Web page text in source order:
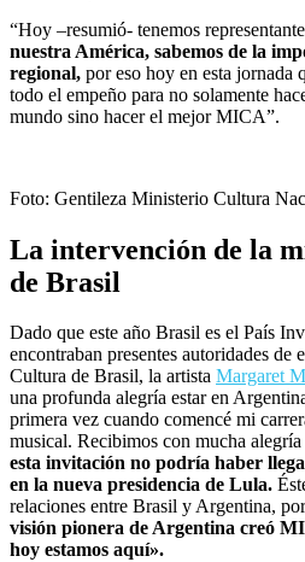
“Hoy –resumió- tenemos
nuestra América, sabemos de la
regional, por eso hoy en esta jornada
todo el empeño para no solamente
mundo sino hacer el mejor MICA”.
Foto: Gentileza Ministerio Cultura
La intervención de la
de Brasil
Dado que este año Brasil es el País
encontraban presentes autoridades de
Cultura de Brasil, la artista Margaret
una profunda alegría estar en
primera vez cuando comencé mi
musical. Recibimos con mucha
esta invitación no podría haber
en la nueva presidencia de Lula.
relaciones entre Brasil y Argentina,
visión pionera de Argentina creó
hoy estamos aquí».